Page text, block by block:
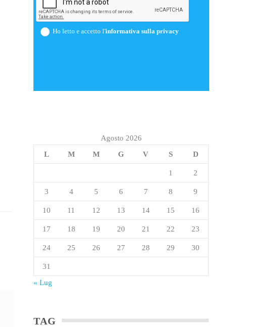
Ho letto e accetto l'informativa sulla privacy
Agosto 2026
L
M M G V S D
1 2
3 4 5 6 7 8 9
10 11 12 13 14 15 16
17 18 19 20 21 22 23
24 25 26 27 28 29 30
31
« Lug
TAG